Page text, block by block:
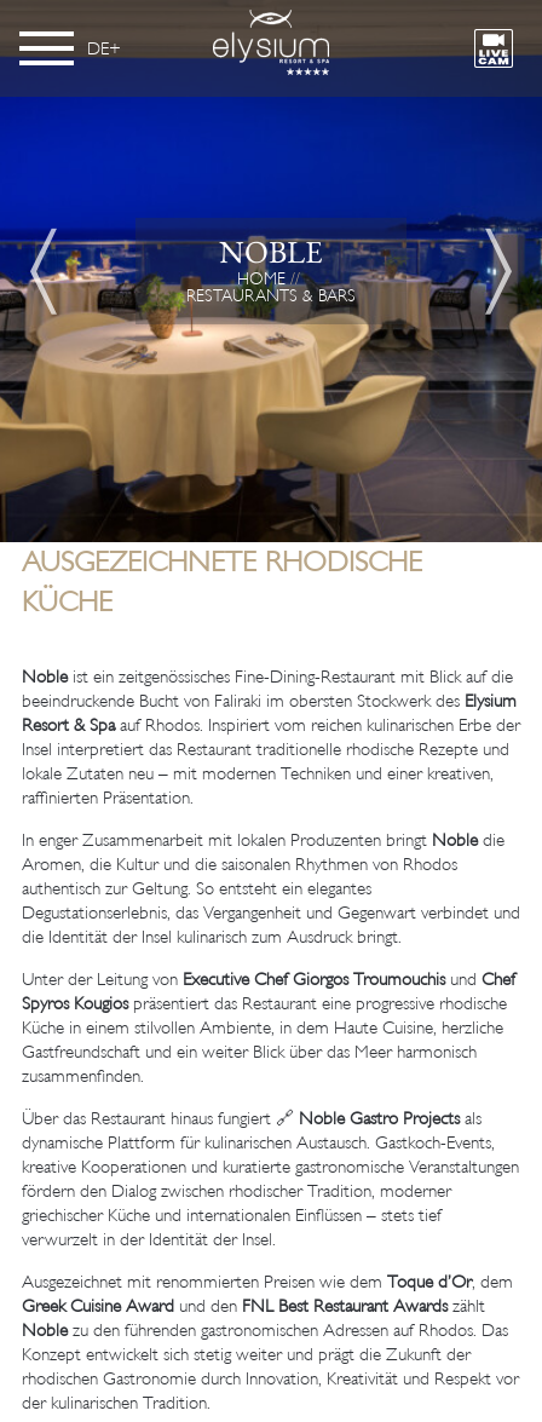
DE
NOBLE
HOME
RESTAURANTS & BARS
AUSGEZEICHNETE RHODISCHE
KÜCHE
Nobleist ein zeitgenössisches Fine-Dining-Restaurant mit Blick auf die
beeindruckende Bucht von Faliraki im obersten Stockwerk des Elysium
Resort & Spaauf Rhodos. Inspiriert vom reichen kulinarischen Erbe der
Insel interpretiert das Restaurant traditionelle rhodische Rezepte und
lokale Zutaten neu – mit modernen Techniken und einer kreativen,
raffinierten Präsentation.
In enger Zusammenarbeit mit lokalen Produzenten bringt Nobledie
Aromen, die Kultur und die saisonalen Rhythmen von Rhodos
authentisch zur Geltung. So entsteht ein elegantes
Degustationserlebnis, das Vergangenheit und Gegenwart verbindet und
die Identität der Insel kulinarisch zum Ausdruck bringt.
Unter der Leitung von Executive Chef Giorgos Troumouchisund Chef
Spyros Kougiospräsentiert das Restaurant eine progressive rhodische
Küche in einem stilvollen Ambiente, in dem Haute Cuisine, herzliche
Gastfreundschaft und ein weiter Blick über das Meer harmonisch
zusammenfinden.
Über das Restaurant hinaus fungiert 🔗 Noble Gastro Projectsals
dynamische Plattform für kulinarischen Austausch. Gastkoch-Events,
kreative Kooperationen und kuratierte gastronomische Veranstaltungen
fördern den Dialog zwischen rhodischer Tradition, moderner
griechischer Küche und internationalen Einflüssen – stets tief
verwurzelt in der Identität der Insel.
Ausgezeichnet mit renommierten Preisen wie dem Toque d’Or, dem
Greek Cuisine Awardund den FNL Best Restaurant Awardszählt
Noblezu den führenden gastronomischen Adressen auf Rhodos. Das
Konzept entwickelt sich stetig weiter und prägt die Zukunft der
rhodischen Gastronomie durch Innovation, Kreativität und Respekt vor
der kulinarischen Tradition.